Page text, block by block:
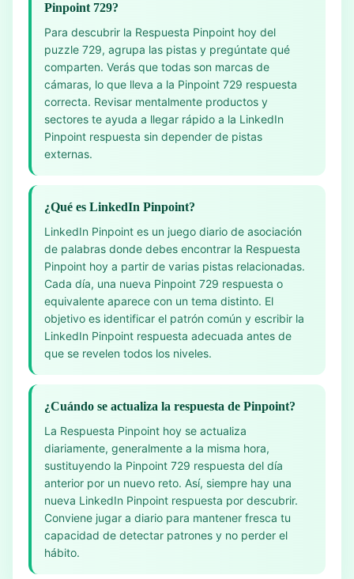
Pinpoint 729?
Para descubrir la Respuesta Pinpoint hoy del
puzzle 729, agrupa las pistas y pregúntate qué
comparten. Verás que todas son marcas de
cámaras, lo que lleva a la Pinpoint 729 respuesta
correcta. Revisar mentalmente productos y
sectores te ayuda a llegar rápido a la LinkedIn
Pinpoint respuesta sin depender de pistas
externas.
¿Qué es LinkedIn Pinpoint?
LinkedIn Pinpoint es un juego diario de asociación
de palabras donde debes encontrar la Respuesta
Pinpoint hoy a partir de varias pistas relacionadas.
Cada día, una nueva Pinpoint 729 respuesta o
equivalente aparece con un tema distinto. El
objetivo es identificar el patrón común y escribir la
LinkedIn Pinpoint respuesta adecuada antes de
que se revelen todos los niveles.
¿Cuándo se actualiza la respuesta de Pinpoint?
La Respuesta Pinpoint hoy se actualiza
diariamente, generalmente a la misma hora,
sustituyendo la Pinpoint 729 respuesta del día
anterior por un nuevo reto. Así, siempre hay una
nueva LinkedIn Pinpoint respuesta por descubrir.
Conviene jugar a diario para mantener fresca tu
capacidad de detectar patrones y no perder el
hábito.